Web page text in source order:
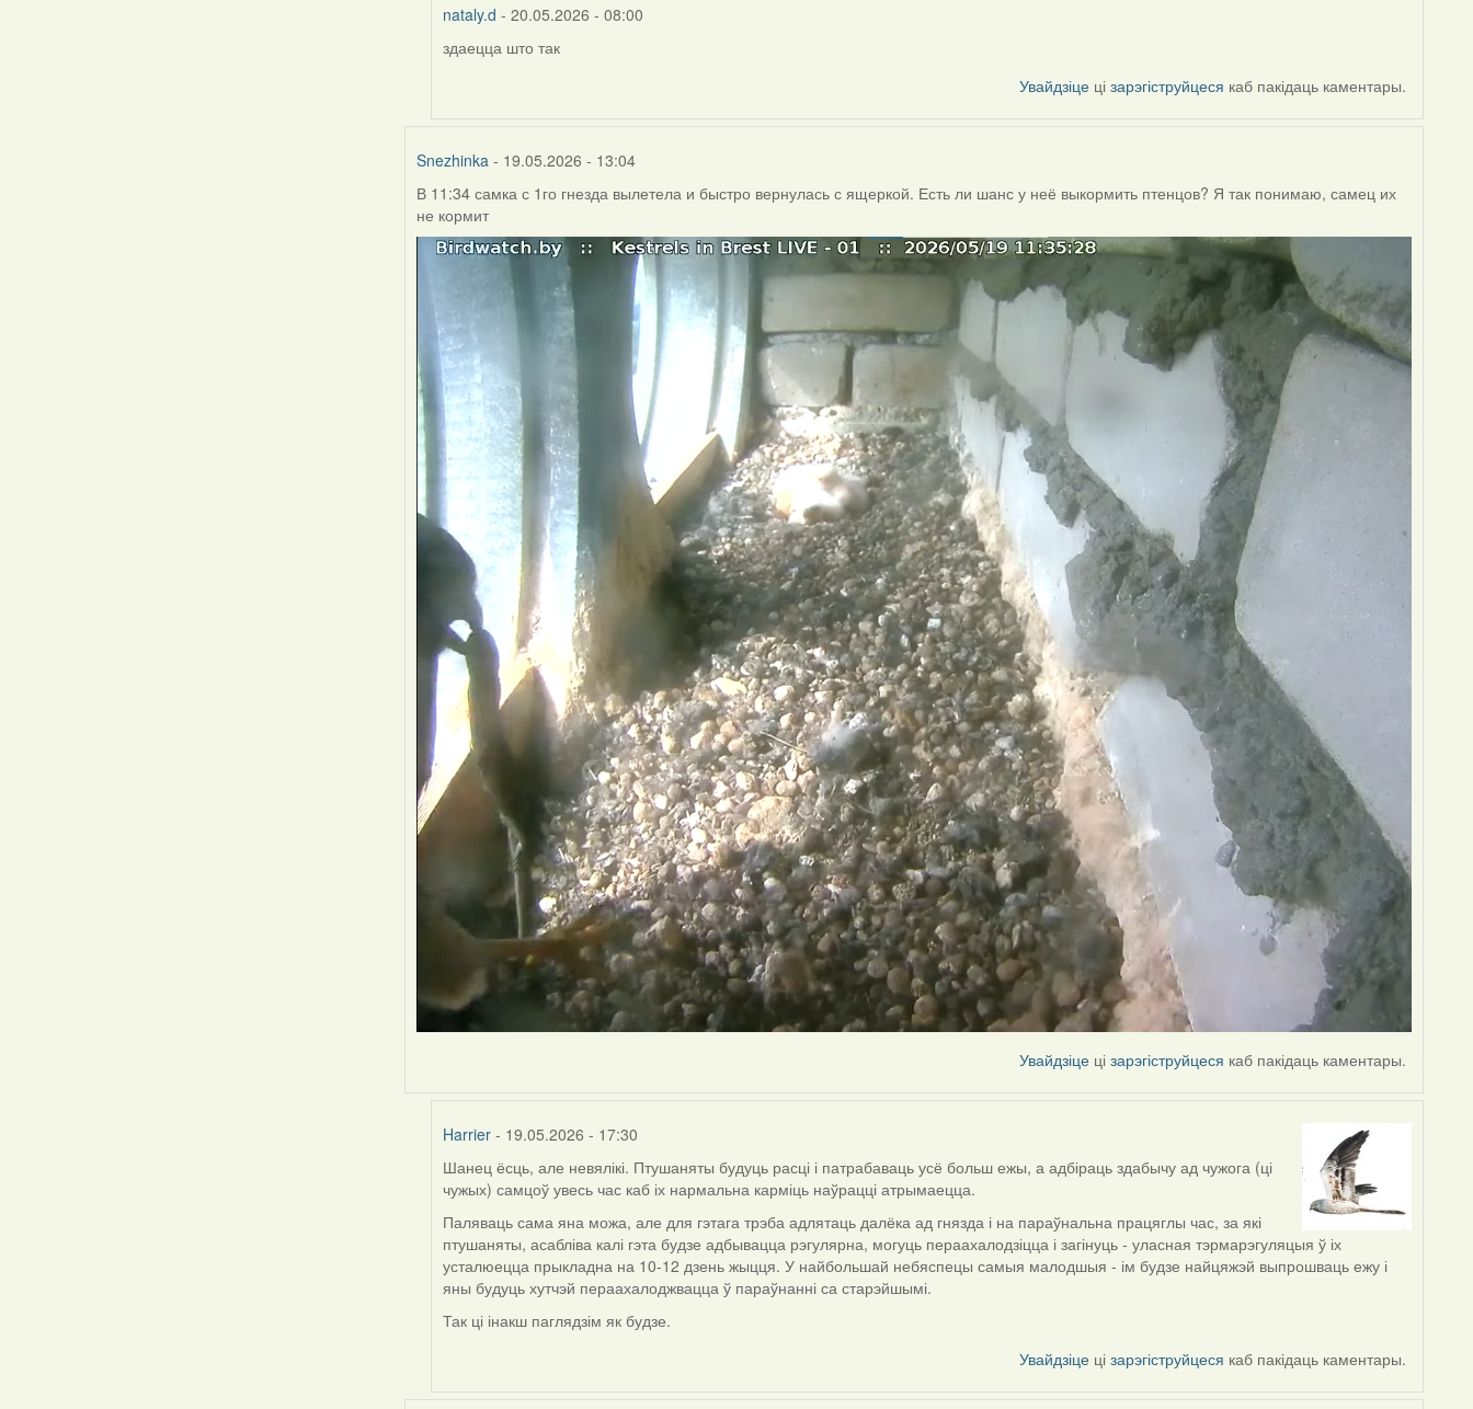
nataly.d - 20.05.2026 - 08:00
In
by
здаецца што так
Увайдзіце цізарэгіструйцеся каб пакідаць каментары.
Snezhinka - 19.05.2026 - 13:04
В 11:34 самка с 1го гнезда вылетела и быстро вернулась с ящеркой. Есть ли шанс у неё выкормить птенцов? Я так понимаю, самец их
не кормит
Увайдзіце цізарэгіструйцеся каб пакідаць каментары.
Harrier- 19.05.2026 - 17:30
In
reply
to
by
Snezhinka
Шанец ёсць, але невялікі. Птушаняты будуць расці і патрабаваць усё больш ежы, а адбіраць здабычу ад чужога (ці
чужых) самцоў увесь час каб іх нармальна карміць наўрацці атрымаецца.
Паляваць сама яна можа, але для гэтага трэба адлятаць далёка ад гнязда і на параўнальна працяглы час, за які
птушаняты, асабліва калі гэта будзе адбывацца рэгулярна, могуць пераахалодзіцца і загінуць - уласная тэрмарэгуляцыя ў іх
усталюецца прыкладна на 10-12 дзень жыцця. У найбольшай небяспецы самыя малодшыя - ім будзе найцяжэй выпрошваць ежу і
яны будуць хутчэй пераахалоджвацца ў параўнанні са старэйшымі.
Так ці інакш паглядзім як будзе.
Увайдзіце цізарэгіструйцеся каб пакідаць каментары.